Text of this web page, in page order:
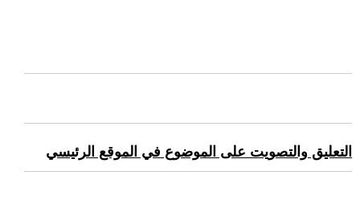
التعليق والتصويت على الموضوع في الموقع الرئيسي